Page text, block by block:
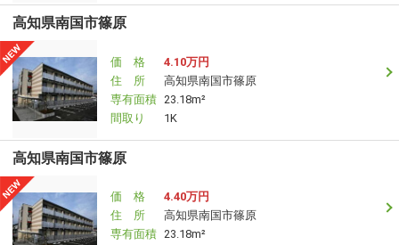
高知県南国市篠原
価 格
4.10万円
住 所
高知県南国市篠原
専有面積 23.18m²
間取り
1K
高知県南国市篠原
価 格
4.40万円
住 所
高知県南国市篠原
専有面積 23.18m²